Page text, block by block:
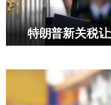
特朗普新关税